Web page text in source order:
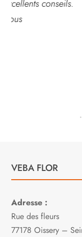
accessoires
disponible
VEBA FLOR
Adresse :
Rue des fleurs
77178 Oissery –